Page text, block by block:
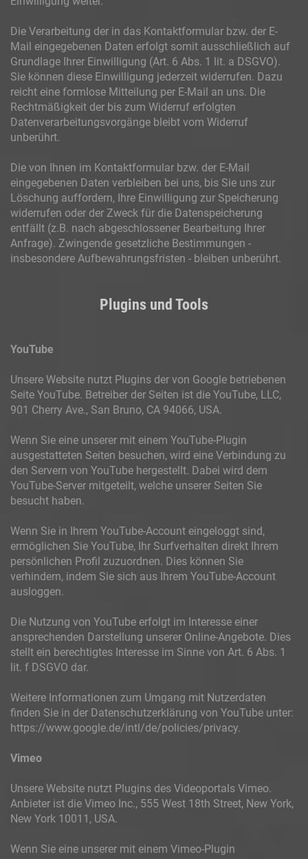
Die Verarbeitung der in das Kontaktformular bzw. der E-
Mail eingegebenen Daten erfolgt somit ausschließlich auf
Grundlage Ihrer Einwilligung (Art. 6 Abs. 1 lit. a DSGVO).
Sie können diese Einwilligung jederzeit widerrufen. Dazu
reicht eine formlose Mitteilung per E-Mail an uns. Die
Rechtmäßigkeit der bis zum Widerruf erfolgten
Datenverarbeitungsvorgänge bleibt vom Widerruf
unberührt.
Die von Ihnen im Kontaktformular bzw. der E-Mail
eingegebenen Daten verbleiben bei uns, bis Sie uns zur
Löschung auffordern, Ihre Einwilligung zur Speicherung
widerrufen oder der Zweck für die Datenspeicherung
entfällt (z.B. nach abgeschlossener Bearbeitung Ihrer
Anfrage). Zwingende gesetzliche Bestimmungen -
insbesondere Aufbewahrungsfristen - bleiben unberührt.
Plugins und Tools
YouTube
Unsere Website nutzt Plugins der von Google betriebenen
Seite YouTube. Betreiber der Seiten ist die YouTube, LLC,
901 Cherry Ave., San Bruno, CA 94066, USA.
Wenn Sie eine unserer mit einem YouTube-Plugin
ausgestatteten Seiten besuchen, wird eine Verbindung zu
den Servern von YouTube hergestellt. Dabei wird dem
YouTube-Server mitgeteilt, welche unserer Seiten Sie
besucht haben.
Wenn Sie in Ihrem YouTube-Account eingeloggt sind,
ermöglichen Sie YouTube, Ihr Surfverhalten direkt Ihrem
persönlichen Profil zuzuordnen. Dies können Sie
verhindern, indem Sie sich aus Ihrem YouTube-Account
ausloggen.
Die Nutzung von YouTube erfolgt im Interesse einer
ansprechenden Darstellung unserer Online-Angebote. Dies
stellt ein berechtigtes Interesse im Sinne von Art. 6 Abs. 1
lit. f DSGVO dar.
Weitere Informationen zum Umgang mit Nutzerdaten
finden Sie in der Datenschutzerklärung von YouTube unter:
https://www.google.de/intl/de/policies/privacy.
Vimeo
Unsere Website nutzt Plugins des Videoportals Vimeo.
Anbieter ist die Vimeo Inc., 555 West 18th Street, New York,
New York 10011, USA.
Wenn Sie eine unserer mit einem Vimeo-Plugin